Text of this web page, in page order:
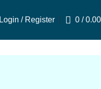
Login / Register 0 / 0.00